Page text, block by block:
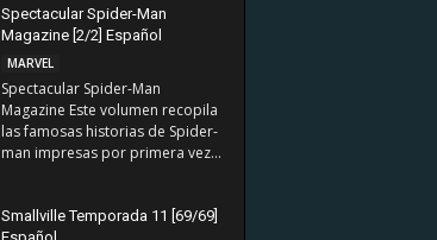
Spectacular Spider-Man
Magazine [2/2] Español
MARVEL
Spectacular Spider-Man
Magazine Este volumen recopila
las famosas historias de Spider-
man impresas por primera vez...
Smallville Temporada 11 [69/69]